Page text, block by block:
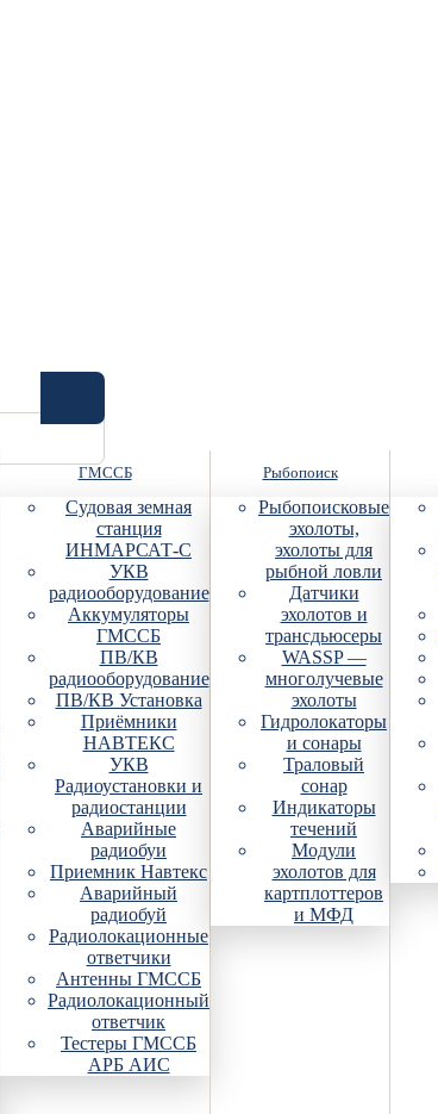
ГМССБ
Судовая земная
станция
ИНМАРСАТ-С
УКВ
радиооборудование
Аккумуляторы
ГМССБ
ПВ/КВ
радиооборудование
ПВ/КВ Установка
Приёмники
НАВТЕКС
УКВ
Радиоустановки и
радиостанции
Аварийные
радиобуи
Приемник Навтекс
Аварийный
радиобуй
Радиолокационные
ответчики
Антенны ГМССБ
Радиолокационный
ответчик
Тестеры ГМССБ
АРБ АИС
Рыбопоиск
Рыбопоисковые
эхолоты,
эхолоты для
рыбной ловли
Датчики
эхолотов и
трансдьюсеры
WASSP —
многолучевые
эхолоты
Гидролокаторы
и сонары
Траловый
сонар
Индикаторы
течений
Модули
эхолотов для
картплоттеров
и МФД